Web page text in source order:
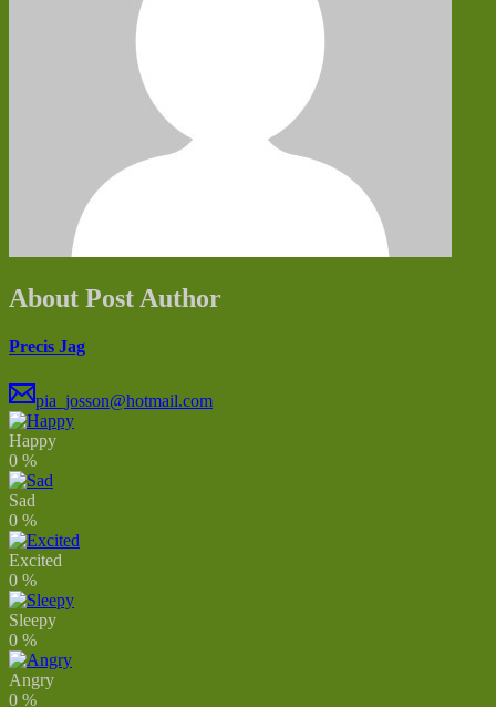
About Post Author
Precis Jag
pia_josson@hotmail.com
Happy
0 %
Sad
0 %
Excited
0 %
Sleepy
0 %
Angry
0 %